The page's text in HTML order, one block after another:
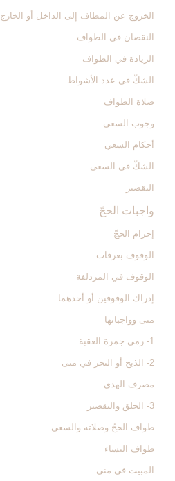
الخروج عن المطاف إلى الداخل أو الخارج‏
النقصان في الطواف‏
الزيادة في الطواف‏
الشكّ في عدد الأشواط
صلاة الطواف
وجوب السعي‏
أحكام السعي‏
الشكّ في السعي‏
التقصير
واجبات الحجّ‏
إحرام الحجّ‏
الوقوف بعرفات‏
الوقوف في المزدلفة
إدراك الوقوفين أو أحدهما
منى وواجباتها
1- رمي جمرة العقبة
2- الذبح أو النحر في منى
مصرف الهدي
3- الحلق والتقصير
طواف الحجّ وصلاته والسعي‏
طواف النساء
المبيت في منى‏